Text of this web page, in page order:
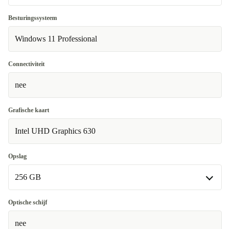
8
Beschikbaar in andere configuraties
4
Besturingssysteem
Windows 11 Professional
Connectiviteit
nee
Grafische kaart
Intel UHD Graphics 630
Opslag
256 GB
256 GB
512 GB
Optische schijf
nee